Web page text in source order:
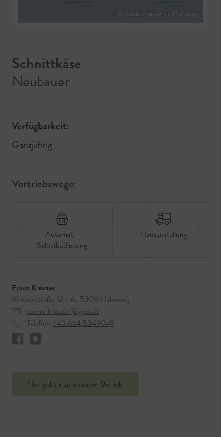
© Salzburger Agrar Marketing
Schnittkäse
Neubauer
Verfügbarkeit:
Ganzjährig
Vertriebswege:
Automat -
Selbstbedienung
Hauszustellung
Franz Kreuzer
Kirchenstraße 12 / 4 , 5300 Hallwang
carina_kreuzer@gmx.at
Telefon: +43 664 5349049
Hier geht`s zu unserem Betrieb